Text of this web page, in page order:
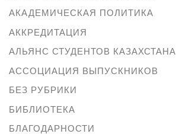
АКАДЕМИЧЕСКАЯ ПОЛИТИКА
АККРЕДИТАЦИЯ
АЛЬЯНС СТУДЕНТОВ КАЗАХСТАНА
АССОЦИАЦИЯ ВЫПУСКНИКОВ
БЕЗ РУБРИКИ
БИБЛИОТЕКА
БЛАГОДАРНОСТИ